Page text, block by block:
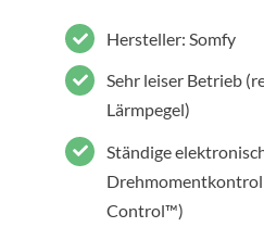
Hersteller: Somfy
Sehr leiser Betrieb
Lärmpegel)
Ständige
Control™)